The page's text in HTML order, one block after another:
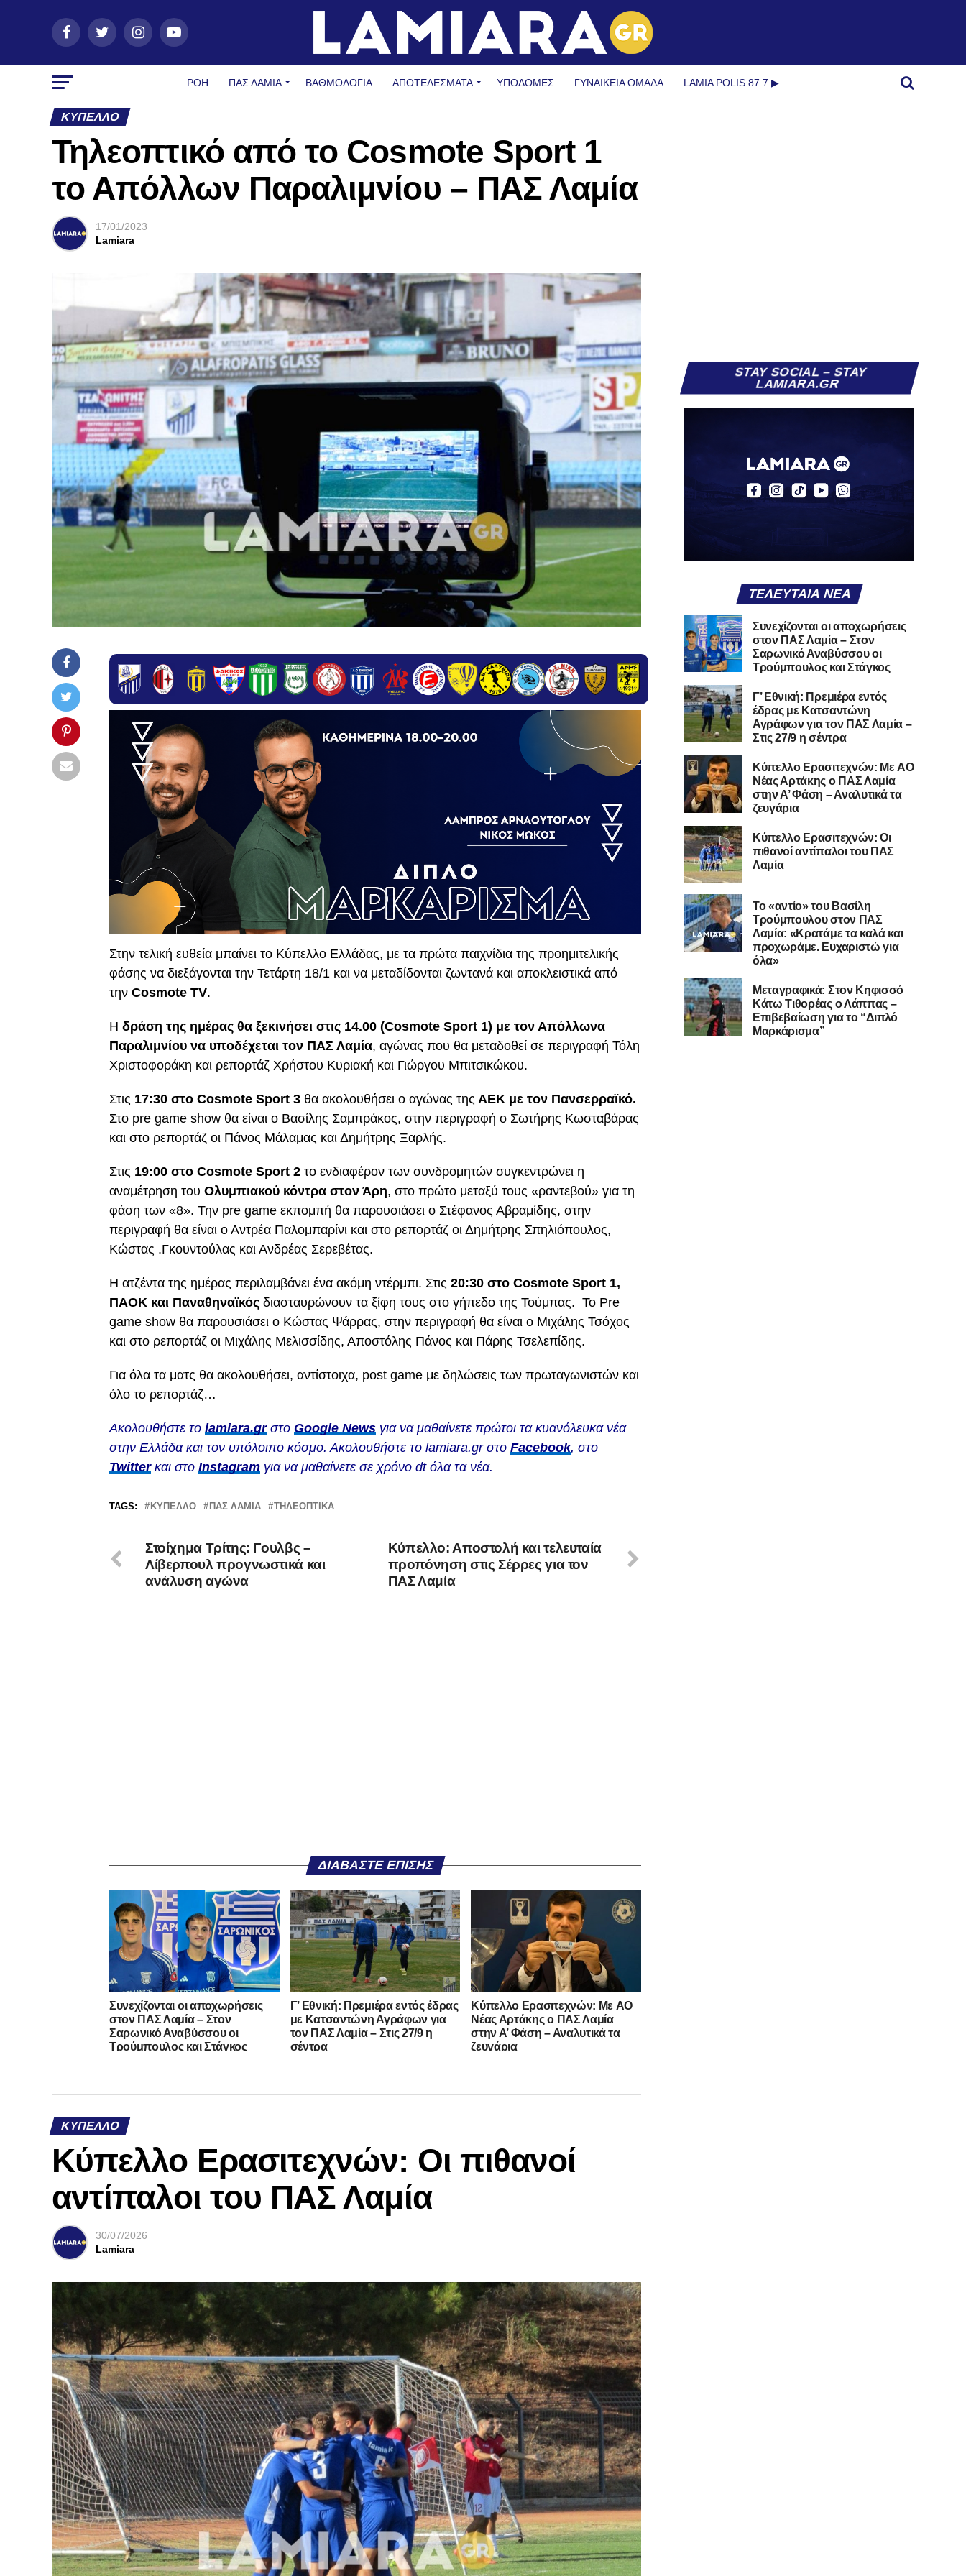
ΡΟΗ ΠΑΣ ΛΑΜΊΑ ΒΑΘΜΟΛΟΓΙΑ ΑΠΟΤΕΛΕΣΜΑΤΑ ΥΠΟΔΟΜΈΣ ΓΥΝΑΙΚΕΊΑ ΟΜΆΔΑ LAMIA POLIS 87.7 ▶︎
ΚΎΠΕΛΛΟ
Τηλεοπτικό από το Cosmote Sport 1
το Απόλλων Παραλιμνίου – ΠΑΣ Λαμία
17/01/2023
Lamiara
Στην τελική ευθεία μπαίνει το Κύπελλο Ελλάδας, με τα πρώτα παιχνίδια της προημιτελικής
φάσης να διεξάγονται την Τετάρτη 18/1 και να μεταδίδονται ζωντανά και αποκλειστικά από
την Cosmote TV.
Η δράση της ημέρας θα ξεκινήσει στις 14.00 (Cosmote Sport 1) με τον Απόλλωνα
Παραλιμνίου να υποδέχεται τον ΠΑΣ Λαμία, αγώνας που θα μεταδοθεί σε περιγραφή Τόλη
Χριστοφοράκη και ρεπορτάζ Χρήστου Κυριακή και Γιώργου Μπιτσικώκου.
Στις 17:30 στο Cosmote Sport 3 θα ακολουθήσει ο αγώνας της ΑΕΚ με τον Πανσερραϊκό.
Στο pre game show θα είναι ο Βασίλης Σαμπράκος, στην περιγραφή ο Σωτήρης Κωσταβάρας
και στο ρεπορτάζ οι Πάνος Μάλαμας και Δημήτρης Ξαρλής.
Στις 19:00 στο Cosmote Sport 2 το ενδιαφέρον των συνδρομητών συγκεντρώνει η
αναμέτρηση του Ολυμπιακού κόντρα στον Άρη, στο πρώτο μεταξύ τους «ραντεβού» για τη
φάση των «8». Την pre game εκπομπή θα παρουσιάσει ο Στέφανος Αβραμίδης, στην
περιγραφή θα είναι ο Αντρέα Παλομπαρίνι και στο ρεπορτάζ οι Δημήτρης Σπηλιόπουλος,
Κώστας .Γκουντούλας και Ανδρέας Σερεβέτας.
Η ατζέντα της ημέρας περιλαμβάνει ένα ακόμη ντέρμπι. Στις 20:30 στο Cosmote Sport 1,
ΠΑΟΚ και Παναθηναϊκός διασταυρώνουν τα ξίφη τους στο γήπεδο της Τούμπας. Το Pre
game show θα παρουσιάσει ο Κώστας Ψάρρας, στην περιγραφή θα είναι ο Μιχάλης Τσόχος
και στο ρεπορτάζ οι Μιχάλης Μελισσίδης, Αποστόλης Πάνος και Πάρης Τσελεπίδης.
Για όλα τα ματς θα ακολουθήσει, αντίστοιχα, post game με δηλώσεις των πρωταγωνιστών και
όλο το ρεπορτάζ…
Ακολουθήστε το lamiara.grστο Google News για να μαθαίνετε πρώτοι τα κυανόλευκα νέα
στην Ελλάδα και τον υπόλοιπο κόσμο. Ακολουθήστε το lamiara.gr στο Facebook, στο
Twitterκαι στο Instagram για να μαθαίνετε σε χρόνο dt όλα τα νέα.
TAGS: ΚΎΠΕΛΛΟ ΠΑΣ ΛΑΜΙΑ ΤΗΛΕΟΠΤΙΚΆ
Κύπελλο: Αποστολή και τελευταία
προπόνηση στις Σέρρες για τον
ΠΑΣ Λαμία
Στοίχημα Τρίτης: Γουλβς –
Λίβερπουλ προγνωστικά και
ανάλυση αγώνα
ΔΙΑΒΆΣΤΕ ΕΠΊΣΗΣ
Συνεχίζονται οι αποχωρήσεις
στον ΠΑΣ Λαμία – Στον
Σαρωνικό Αναβύσσου οι
Τρούμπουλος και Στάγκος
Γ’ Εθνική: Πρεμιέρα εντός έδρας
με Κατσαντώνη Αγράφων για
τον ΠΑΣ Λαμία – Στις 27/9 η
σέντρα
Kύπελλο Ερασιτεχνών: Με AO
Nέας Αρτάκης ο ΠΑΣ Λαμία
στην Α’ Φάση – Αναλυτικά τα
ζευγάρια
ΚΎΠΕΛΛΟ
Κύπελλο Ερασιτεχνών: Οι πιθανοί
αντίπαλοι του ΠΑΣ Λαμία
30/07/2026
Lamiara
STAY SOCIAL – STAY
LAMIARA.GR
ΤΕΛΕΥΤΑΊΑ ΝΈΑ
Συνεχίζονται οι αποχωρήσεις
στον ΠΑΣ Λαμία – Στον
Σαρωνικό Αναβύσσου οι
Τρούμπουλος και Στάγκος
Γ’ Εθνική: Πρεμιέρα εντός
έδρας με Κατσαντώνη
Αγράφων για τον ΠΑΣ Λαμία –
Στις 27/9 η σέντρα
Kύπελλο Ερασιτεχνών: Με AO
Nέας Αρτάκης ο ΠΑΣ Λαμία
στην Α’ Φάση – Αναλυτικά τα
ζευγάρια
Κύπελλο Ερασιτεχνών: Οι
πιθανοί αντίπαλοι του ΠΑΣ
Λαμία
Το «αντίο» του Βασίλη
Τρούμπουλου στον ΠΑΣ
Λαμία: «Κρατάμε τα καλά και
προχωράμε. Ευχαριστώ για
όλα»
Μεταγραφικά: Στον Κηφισσό
Κάτω Τιθορέας ο Λάππας –
Επιβεβαίωση για το “Διπλό
Μαρκάρισμα”